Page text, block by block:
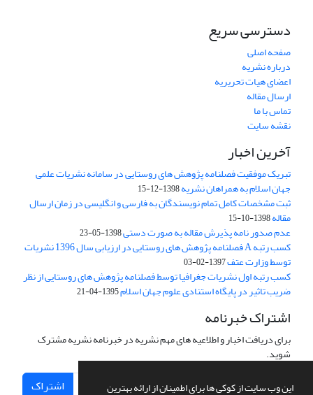
این وب سایت از کوکی ها برای اطمینان از ارائه بهترین
دسترسی سریع
صفحه اصلی
درباره نشریه
اعضای هیات تحریریه
ارسال مقاله
تماس با ما
نقشه سایت
آخرین اخبار
تبریک موفقیت فصلنامه پژوهش های روستایی در سامانه نشریات علمی
جهان اسلام به همراهان نشریه1398-12-15
ثبت مشخصات کامل تمام نویسندگان به فارسی و انگلیسی در زمان ارسال
مقاله1398-10-15
عدم صدور نامه پذیرش مقاله به صورت دستی1398-05-23
کسب رتبه A فصلنامه پژوهش های روستایی در ارزیابی سال 1396 نشریات
توسط وزارت عتف1397-02-03
کسب رتبه اول نشریات جغرافیا توسط فصلنامه پژوهش های روستایی از نظر
ضریب تاثیر در پایگاه استنادی علوم جهان اسلام1395-04-21
اشتراک خبرنامه
برای دریافت اخبار و اطلاعیه های مهم نشریه در خبرنامه نشریه مشترک
شوید.
اشتراک